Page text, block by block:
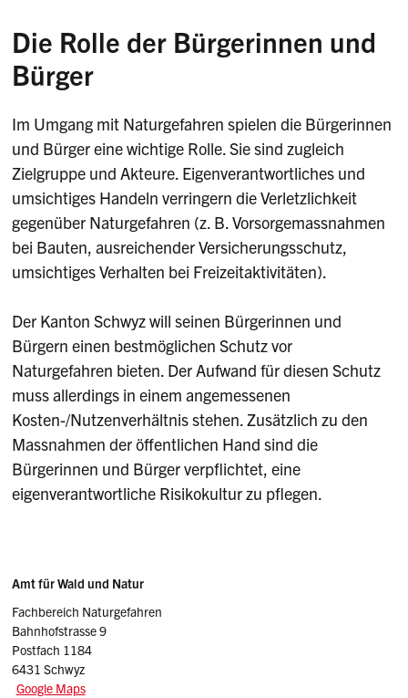
Vorsorge
Die Vorsorge umfasst alle Massnahmen, die dazu
Naturgefahrenereignisses zu begrenzen. Dazu
gehören:
Gut ausgerüstete und geschulte
Schadenabwehren und Zivilschutzeinheiten,
Eingeübte Notfallkonzepte,
Interventionskarten als Basis für wirksame
Massnahmen im Ereignisfall.
Die Entscheidungsbefugnis zum Schutz der
Bevölkerung liegt bei den Gemeinden.
Auf dem technischen Stand der heutigen
Überwachungs- und Warnsysteme lassen sich
kritische Entwicklungen besser erfassen (24h-
Niederschlagsprognose von Meteoschweiz, oben
links). Dadurch lässt sich der Einsatz der
Schadenwehren (oben rechts) und
gegebenenfalls von Einheiten des Zivilschutzes
Selbst der Einsatz von schwerem Gerät zur
Ereignisbewältigung kann besser gesteuert
werden (unten links).
wird eine Verringerung der Verletzlichkeit
gegenüber zukünftigen Ereignissen angestrebt.
Die Rolle der Bürgerinnen und
Bürger
Im Umgang mit Naturgefahren spielen die Bürgerinnen
und Bürger eine wichtige Rolle. Sie sind zugleich
Zielgruppe und Akteure. Eigenverantwortliches und
umsichtiges Handeln verringern die Verletzlichkeit
gegenüber Naturgefahren (z. B. Vorsorgemassnahmen
bei Bauten, ausreichender Versicherungsschutz,
umsichtiges Verhalten bei Freizeitaktivitäten).
Der Kanton Schwyz will seinen Bürgerinnen und
Bürgern einen bestmöglichen Schutz vor
Naturgefahren bieten. Der Aufwand für diesen Schutz
muss allerdings in einem angemessenen
Kosten-/Nutzenverhältnis stehen. Zusätzlich zu den
Massnahmen der öffentlichen Hand sind die
Bürgerinnen und Bürger verpflichtet, eine
eigenverantwortliche Risikokultur zu pflegen.
Sidebar
Adresse
Amt für Wald und Natur
Fachbereich Naturgefahren
Bahnhofstrasse 9
Postfach 1184
6431 Schwyz
Google Maps